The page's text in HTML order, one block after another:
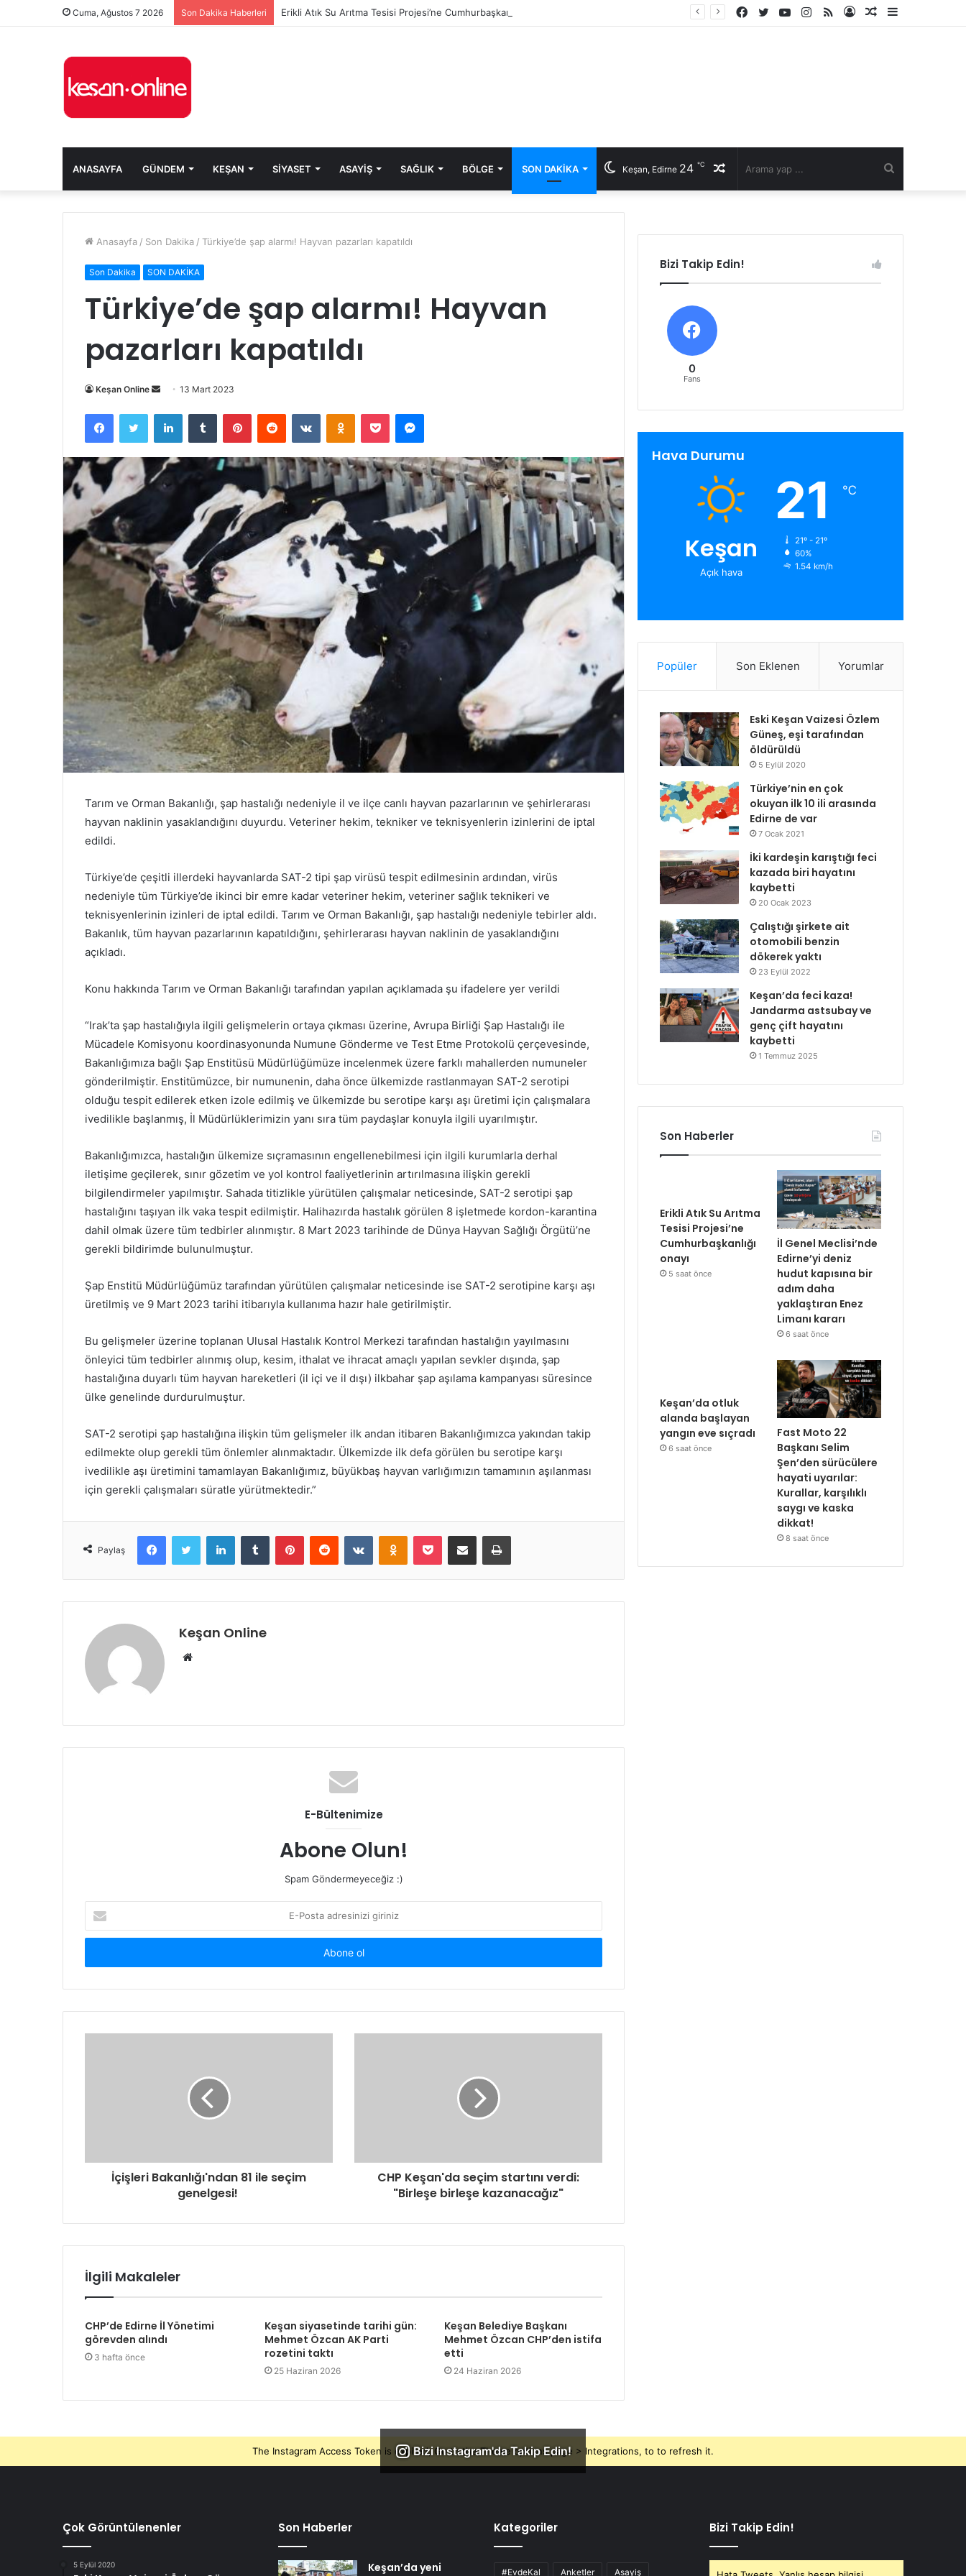
Cuma, Ağustos 7 2026 Son Dakika Haberleri Erikli Atık Su Arıtma Tesisi Projesi’ne Cumhurbaşkanlığı onayı
Kenar
Rastgele
Kayıt
RSS
Instagram
YouTube
Twitter
Facebook
ANASAYFA GÜNDEM KEŞAN SIYASET ASAYIŞ SAĞLIK BÖLGE SON DAKIKA Rastgele
Keşan, Edirne 24 ℃
Anasayfa / Son Dakika / Türkiye’de şap alarmı! Hayvan pazarları kapatıldı
Son Dakika SON DAKİKA
Türkiye’de şap alarmı! Hayvan
pazarları kapatıldı
Keşan Online
Bir
posta
göndermek
13 Mart 2023
FacebookTwitter LinkedInTumblr PinterestReddit VKontakteOdnoklassniki
Pocket Messenger
Tarım ve Orman Bakanlığı, şap hastalığı nedeniyle il ve ilçe canlı hayvan pazarlarının ve şehirlerarası
hayvan naklinin yasaklandığını duyurdu. Veteriner hekim, tekniker ve teknisyenlerin izinlerini de iptal
edildi.
Türkiye’de çeşitli illerdeki hayvanlarda SAT-2 tipi şap virüsü tespit edilmesinin ardından, virüs
nedeniyle tüm Türkiye’de ikinci bir emre kadar veteriner hekim, veteriner sağlık teknikeri ve
teknisyenlerinin izinleri de iptal edildi. Tarım ve Orman Bakanlığı, şap hastalığı nedeniyle tebirler aldı.
Bakanlık, tüm hayvan pazarlarının kapatıldığını, şehirlerarası hayvan naklinin de yasaklandığını
açıkladı.
Konu hakkında Tarım ve Orman Bakanlığı tarafından yapılan açıklamada şu ifadelere yer verildi
“Irak’ta şap hastalığıyla ilgili gelişmelerin ortaya çıkması üzerine, Avrupa Birliği Şap Hastalığı ile
Mücadele Komisyonu koordinasyonunda Numune Gönderme ve Test Etme Protokolü çerçevesinde,
Bakanlığımıza bağlı Şap Enstitüsü Müdürlüğümüze incelenmek üzere farklı mahallerden numuneler
gönderilmiştir. Enstitümüzce, bir numunenin, daha önce ülkemizde rastlanmayan SAT-2 serotipi
olduğu tespit edilerek etken izole edilmiş ve ülkemizde bu serotipe karşı aşı üretimi için çalışmalara
ivedilikle başlanmış, İl Müdürlüklerimizin yanı sıra tüm paydaşlar konuyla ilgili uyarılmıştır.
Bakanlığımızca, hastalığın ülkemize sıçramasının engellenebilmesi için ilgili kurumlarla derhal
iletişime geçilerek, sınır gözetim ve yol kontrol faaliyetlerinin artırılmasına ilişkin gerekli
bilgilendirmeler yapılmıştır. Sahada titizlikle yürütülen çalışmalar neticesinde, SAT-2 serotipi şap
hastalığını taşıyan ilk vaka tespit edilmiştir. Halihazırda hastalık görülen 8 işletmede kordon-karantina
dahil olmak üzere tüm tedbirler alınmıştır. 8 Mart 2023 tarihinde de Dünya Hayvan Sağlığı Örgütü’ne
gerekli bildirimde bulunulmuştur.
Şap Enstitü Müdürlüğümüz tarafından yürütülen çalışmalar neticesinde ise SAT-2 serotipine karşı aşı
üretilmiş ve 9 Mart 2023 tarihi itibarıyla kullanıma hazır hale getirilmiştir.
Bu gelişmeler üzerine toplanan Ulusal Hastalık Kontrol Merkezi tarafından hastalığın yayılmasını
önleyici tüm tedbirler alınmış olup, kesim, ithalat ve ihracat amaçlı yapılan sevkler dışında, şap
hastalığına duyarlı tüm hayvan hareketleri (il içi ve il dışı) ilkbahar şap aşılama kampanyası süresince
ülke genelinde durdurulmuştur.
SAT-2 serotipi şap hastalığına ilişkin tüm gelişmeler ilk andan itibaren Bakanlığımızca yakından takip
edilmekte olup gerekli tüm önlemler alınmaktadır. Ülkemizde ilk defa görülen bu serotipe karşı
ivedilikle aşı üretimini tamamlayan Bakanlığımız, büyükbaş hayvan varlığımızın tamamının aşılanması
için gerekli çalışmaları süratle yürütmektedir.”
Paylaş
FacebookTwitter LinkedInTumblr PinterestReddit VKontakteOdnoklassniki
Pocket E-Posta ile paylaş Yazdır
Keşan Online
Web
E-Bültenimize
Abone Olun!
Spam Göndermeyeceğiz :)
Posta
adresinizi
İçişleri Bakanlığı'ndan 81 ile seçim
genelgesi!
CHP Keşan'da seçim startını verdi:
"Birleşe birleşe kazanacağız"
İlgili Makaleler
CHP’de Edirne İl Yönetimi
görevden alındı
3 hafta önce
Keşan siyasetinde tarihi gün:
Mehmet Özcan AK Parti
rozetini taktı
25 Haziran 2026
Keşan Belediye Başkanı
Mehmet Özcan CHP’den istifa
etti
24 Haziran 2026
Bizi Takip Edin!
0
Fans
Hava Durumu
Keşan
Açık hava
21 ℃
21º - 21º
60%
1.54 km/h
Popüler Son Eklenen Yorumlar
Eski Keşan Vaizesi Özlem
Güneş, eşi tarafından
öldürüldü
5 Eylül 2020
Türkiye’nin en çok
okuyan ilk 10 ili arasında
Edirne de var
7 Ocak 2021
İki kardeşin karıştığı feci
kazada biri hayatını
kaybetti
20 Ocak 2023
Çalıştığı şirkete ait
otomobili benzin
dökerek yaktı
23 Eylül 2022
Keşan’da feci kaza!
Jandarma astsubay ve
genç çift hayatını
kaybetti
1 Temmuz 2025
Son Haberler
Erikli Atık Su Arıtma
Tesisi Projesi’ne
Cumhurbaşkanlığı
onayı
5 saat önce
İl Genel Meclisi’nde
Edirne’yi deniz
hudut kapısına bir
adım daha
yaklaştıran Enez
Limanı kararı
6 saat önce
Keşan’da otluk
alanda başlayan
yangın eve sıçradı
6 saat önce
Fast Moto 22
Başkanı Selim
Şen’den sürücülere
hayati uyarılar:
Kurallar, karşılıklı
saygı ve kaska
dikkat!
8 saat önce
Bizi Instagram'da Takip Edin!
The Instagram Access Token is expired, Go to the Theme options page > Integrations, to to refresh it.
Çok Görüntülenenler
5 Eylül 2020
Son Haberler
Keşan’da yeni
Kategoriler
#EvdeKal Anketler Asayiş
Bizi Takip Edin!